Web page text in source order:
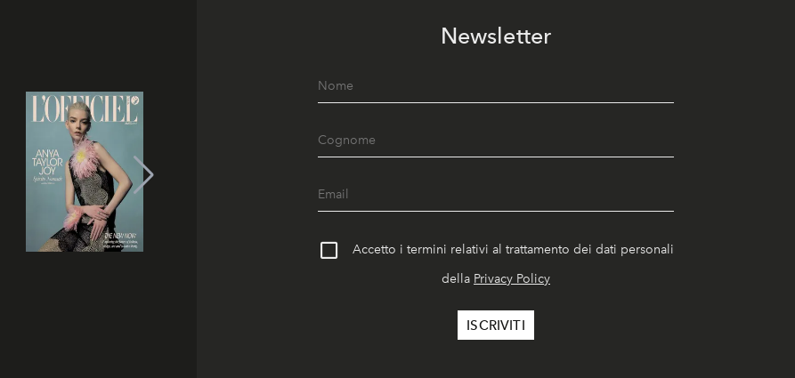
Newsletter
Accetto i termini relativi al trattamento dei dati personali
della Privacy Policy